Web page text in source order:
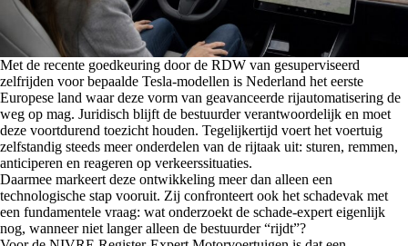
Met de recente goedkeuring door de RDW van gesuperviseerd
zelfrijden voor bepaalde Tesla-modellen is Nederland het eerste
Europese land waar deze vorm van geavanceerde rijautomatisering de
weg op mag. Juridisch blijft de bestuurder verantwoordelijk en moet
deze voortdurend toezicht houden. Tegelijkertijd voert het voertuig
zelfstandig steeds meer onderdelen van de rijtaak uit: sturen, remmen,
anticiperen en reageren op verkeerssituaties.
Daarmee markeert deze ontwikkeling meer dan alleen een
technologische stap vooruit. Zij confronteert ook het schadevak met
een fundamentele vraag: wat onderzoekt de schade-expert eigenlijk
nog, wanneer niet langer alleen de bestuurder “rijdt”?